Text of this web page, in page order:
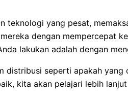
teknologi yang pesat,
dengan mempercepat
lakukan adalah dengan
distribusi seperti apakah
kita akan pelajari lebih